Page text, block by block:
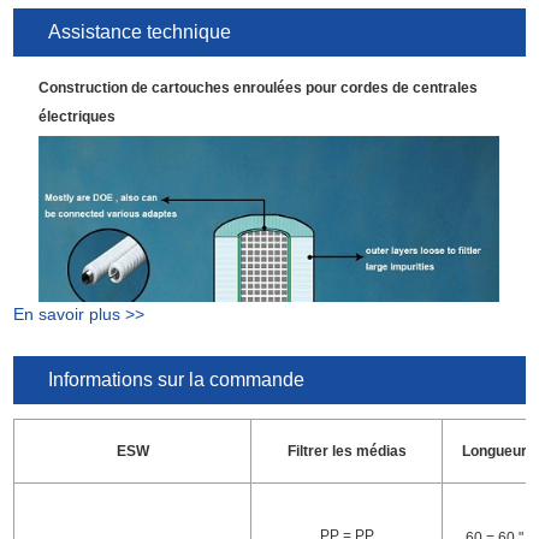
Max. Pression différentielle
2,7 bar à 27 ℃
(50 psi à 80 ℉)
Recommander de changer la pression différentielle 2,0 bar (29 psi)
Assistance technique
Construction de cartouches enroulées pour cordes de centrales
électriques
En savoir plus >>
Informations sur la commande
ESW Filtrer les médias Longueur
PP = PP